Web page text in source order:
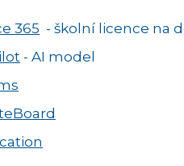
365 - školní licence na
- AI model